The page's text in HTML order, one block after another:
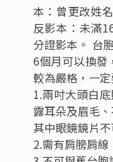
客房選擇、完善
內外游泳池、健
商務和休閒旅客